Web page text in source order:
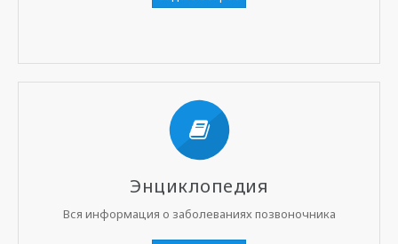
Энциклопедия
Вся информация о заболеваниях позвоночника